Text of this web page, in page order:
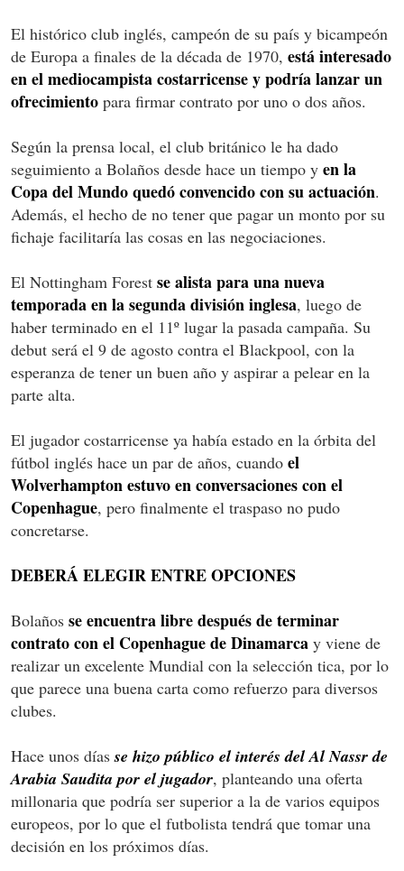
El histórico club inglés, campeón de su país y bicampeón
de Europa a finales de la década de 1970, está interesado
en el mediocampista costarricense y podría lanzar un
ofrecimiento para firmar contrato por uno o dos años.
Según la prensa local, el club británico le ha dado
seguimiento a Bolaños desde hace un tiempo y en la
Copa del Mundo quedó convencido con su actuación.
Además, el hecho de no tener que pagar un monto por su
fichaje facilitaría las cosas en las negociaciones.
El Nottingham Forest se alista para una nueva
temporada en la segunda división inglesa, luego de
haber terminado en el 11º lugar la pasada campaña. Su
debut será el 9 de agosto contra el Blackpool, con la
esperanza de tener un buen año y aspirar a pelear en la
parte alta.
El jugador costarricense ya había estado en la órbita del
fútbol inglés hace un par de años, cuando el
Wolverhampton estuvo en conversaciones con el
Copenhague, pero finalmente el traspaso no pudo
concretarse.
DEBERÁ ELEGIR ENTRE OPCIONES
Bolaños se encuentra libre después de terminar
contrato con el Copenhague de Dinamarca y viene de
realizar un excelente Mundial con la selección tica, por lo
que parece una buena carta como refuerzo para diversos
clubes.
Hace unos díasse hizo público el interés del Al Nassr de
Arabia Saudita por el jugador, planteando una oferta
millonaria que podría ser superior a la de varios equipos
europeos, por lo que el futbolista tendrá que tomar una
decisión en los próximos días.